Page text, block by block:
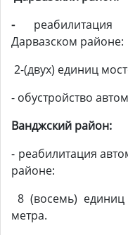
-
Дарвазском районе:
2-(двух) единиц
- обустройство
Ванджский район:
- реабилитация
районе:
8 (восемь)
метра.